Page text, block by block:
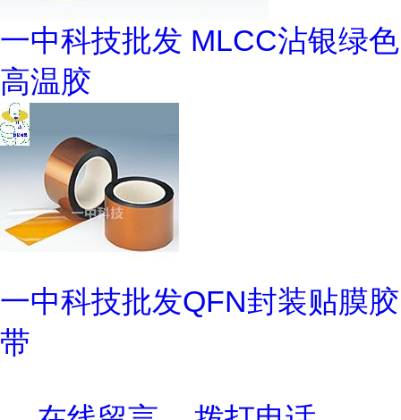
一中科技批发 MLCC沾银绿色
高温胶
一中科技批发QFN封装贴膜胶
带